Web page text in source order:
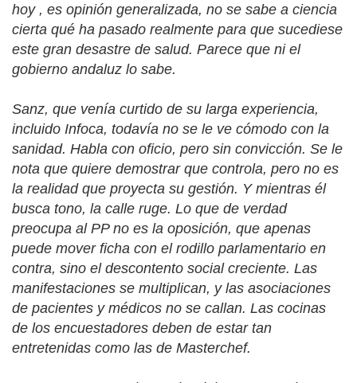
hoy , es opinión generalizada, no se sabe a ciencia
cierta qué ha pasado realmente para que sucediese
este gran desastre de salud. Parece que ni el
gobierno andaluz lo sabe.
Sanz, que venía curtido de su larga experiencia,
incluido Infoca, todavía no se le ve cómodo con la
sanidad. Habla con oficio, pero sin convicción. Se le
nota que quiere demostrar que controla, pero no es
la realidad que proyecta su gestión. Y mientras él
busca tono, la calle ruge. Lo que de verdad
preocupa al PP no es la oposición, que apenas
puede mover ficha con el rodillo parlamentario en
contra, sino el descontento social creciente. Las
manifestaciones se multiplican, y las asociaciones
de pacientes y médicos no se callan. Las cocinas
de los encuestadores deben de estar tan
entretenidas como las de Masterchef.